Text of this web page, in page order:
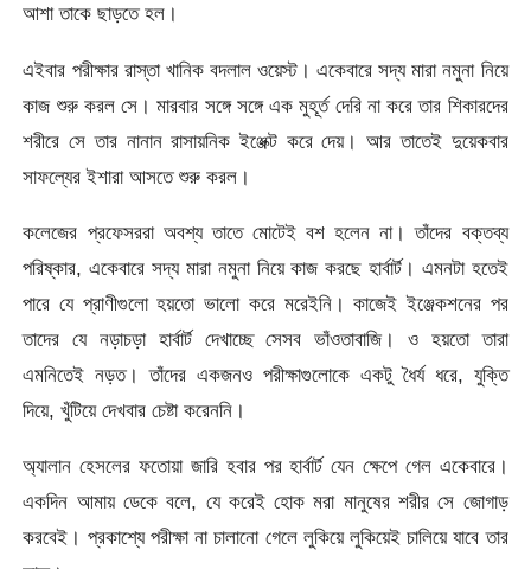
আশা তাকে ছাড়তে হল।
এইবার পরীক্ষার রাস্তা খানিক বদলাল ওয়েস্ট। একেবারে সদ্য মারা নমুনা নিয়ে
কাজ শুরু করল সে। মারবার সঙ্গে সঙ্গে এক মুহূর্ত দেরি না করে তার শিকারদের
শরীরে সে তার নানান রাসায়নিক ইঞ্জেক্ট করে দেয়। আর তাতেই দুয়েকবার
সাফল্যের ইশারা আসতে শুরু করল।
কলেজের প্রফেসররা অবশ্য তাতে মোটেই বশ হলেন না। তাঁদের বক্তব্য
পরিষ্কার, একেবারে সদ্য মারা নমুনা নিয়ে কাজ করছে হার্বার্ট। এমনটা হতেই
পারে যে প্রাণীগুলো হয়তো ভালো করে মরেইনি। কাজেই ইঞ্জেকশনের পর
তাদের যে নড়াচড়া হার্বার্ট দেখাচ্ছে সেসব ভাঁওতাবাজি। ও হয়তো তারা
এমনিতেই নড়ত। তাঁদের একজনও পরীক্ষাগুলোকে একটু ধৈর্য ধরে, যুক্তি
দিয়ে, খুঁটিয়ে দেখবার চেষ্টা করেননি।
অ্যালান হেসলের ফতোয়া জারি হবার পর হার্বার্ট যেন ক্ষেপে গেল একেবারে।
একদিন আমায় ডেকে বলে, যে করেই হোক মরা মানুষের শরীর সে জোগাড়
করবেই। প্রকাশ্যে পরীক্ষা না চালানো গেলে লুকিয়ে লুকিয়েই চালিয়ে যাবে তার